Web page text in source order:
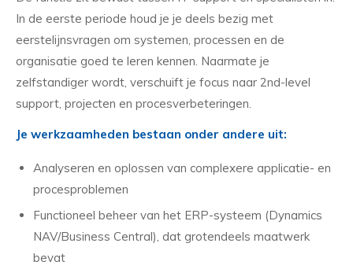
In de eerste periode houd je je deels bezig met
eerstelijnsvragen om systemen, processen en de
organisatie goed te leren kennen. Naarmate je
zelfstandiger wordt, verschuift je focus naar 2nd-level
support, projecten en procesverbeteringen.
Je werkzaamheden bestaan onder andere uit:
Analyseren en oplossen van complexere applicatie- en
procesproblemen
Functioneel beheer van het ERP-systeem (Dynamics
NAV/Business Central), dat grotendeels maatwerk
bevat